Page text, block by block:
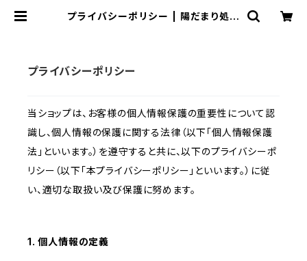
プライバシーポリシー | 陽だまり処オ
プライバシーポリシー
当ショップは、お客様の個人情報保護の重要性について認
識し、個人情報の保護に関する法律（以下「個人情報保護
法」といいます。）を遵守すると共に、以下のプライバシーポ
リシー（以下「本プライバシーポリシー」といいます。）に従
い、適切な取扱い及び保護に努めます。
1. 個人情報の定義